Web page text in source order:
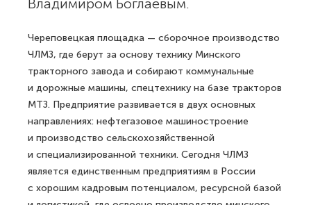
Владимиром Боглаевым.
Череповецкая площадка — сборочное производство
ЧЛМЗ, где берут за основу технику Минского
тракторного завода и собирают коммунальные
и дорожные машины, спецтехнику на базе тракторов
МТЗ. Предприятие развивается в двух основных
направлениях: нефтегазовое машиностроение
и производство сельскохозяйственной
и специализированной техники. Сегодня ЧЛМЗ
является единственным предприятиям в России
с хорошим кадровым потенциалом, ресурсной базой